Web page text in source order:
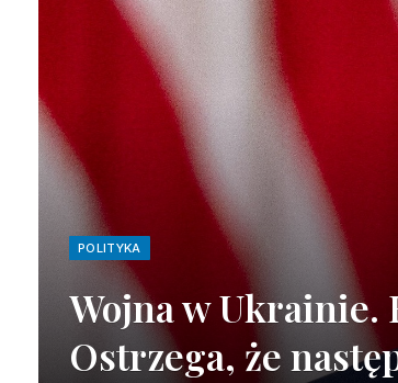
POLITYKA
Wojna w Ukrainie.
Ostrzega, że